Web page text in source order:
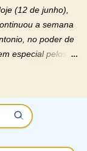
a relação do
diante de
(12 de junho),
a semana
no poder de
especial pelos
Não perca
Padre Marcelo,
Você que